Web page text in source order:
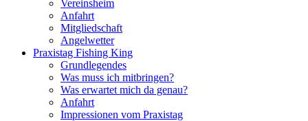
Vereinsheim
Anfahrt
Mitgliedschaft
Angelwetter
Praxistag Fishing King
Grundlegendes
Was muss ich mitbringen?
Was erwartet mich da genau?
Anfahrt
Impressionen vom Praxistag